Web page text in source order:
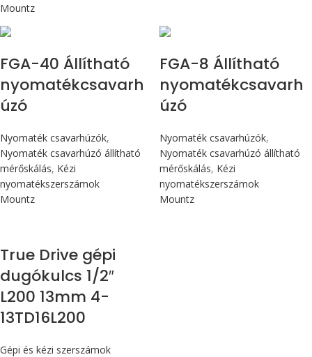
Mountz
FGA-40 Állítható
nyomatékcsavarh
úzó
Nyomaték csavarhúzók,
Nyomaték csavarhúzó állítható
mérőskálás, Kézi
nyomatékszerszámok
Mountz
FGA-8 Állítható
nyomatékcsavarh
úzó
Nyomaték csavarhúzók,
Nyomaték csavarhúzó állítható
mérőskálás, Kézi
nyomatékszerszámok
Mountz
True Drive gépi
dugókulcs 1/2″
L200 13mm 4-
13TD16L200
Gépi és kézi szerszámok